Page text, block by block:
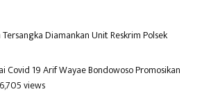
Diamankan Unit Reskrim Polsek
Covid 19 Arif Wayae Bondowoso Promosikan
views